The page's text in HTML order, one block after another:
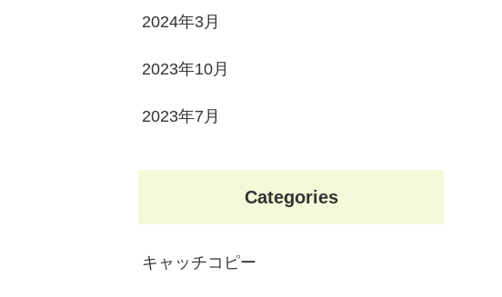
2024年3月
2023年10月
2023年7月
Categories
キャッチコピー